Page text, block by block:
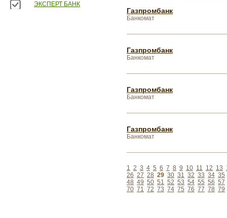
ЭКСПЕРТ БАНК
Газпромбанк
Банкомат
Газпромбанк
Банкомат
Газпромбанк
Банкомат
Газпромбанк
Банкомат
1 2 3 4 5 6 7 8 9 10 11 12 13
26 27 28 29 30 31 32 33 34 35
48 49 50 51 52 53 54 55 56 57
70 71 72 73 74 75 76 77 78 79